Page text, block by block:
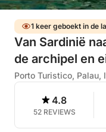
1 keer geboekt in de
Van Sardinië
de archipel en
Porto Turistico, Palau,
4.8
52 REVIEWS